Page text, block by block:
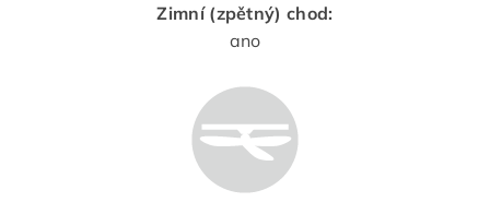
Zimní (zpětný) chod:
ano